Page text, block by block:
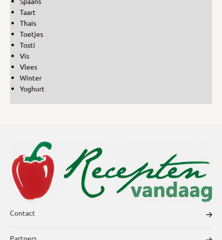
Taart
Thais
Toetjes
Tosti
Vis
Vlees
Winter
Yoghurt
Contact